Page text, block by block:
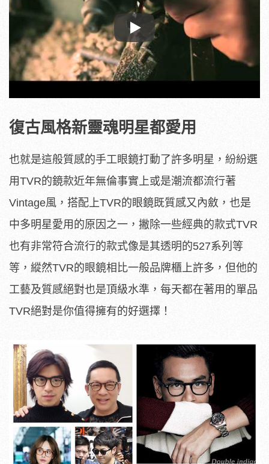
Play
復古風格新靈魂明星都愛用
也就是這般質感的手工眼鏡打動了許多明星，紛紛選
用TVR的鏡款近年無倫事實上或是潮流都流行著
Vintage風，搭配上TVR的眼鏡既質感又內斂，也是
中多明星愛用的原因之一，撇除一些經典的款式TVR
也有非常符合流行的款式像是其透明的527系列等
等，縱然TVR的眼鏡相比一般品牌櫃上許多，但他的
工藝及質感絕對也是頂級水準，每天都在著用的單品
TVR絕對是你值得擁有的好選擇！